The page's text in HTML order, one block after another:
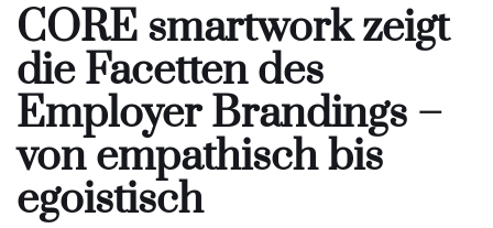
CORE smartwork zeigt
die Facetten des
Employer Brandings –
von empathisch bis
egoistisch